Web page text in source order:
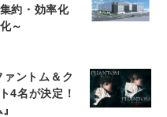
約・効率化
～
ントム＆ク
4名が決定！